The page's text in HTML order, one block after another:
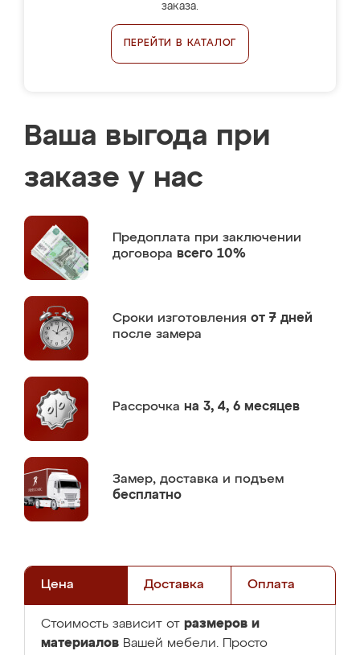
заказа.
ПЕРЕЙТИ В КАТАЛОГ
Ваша выгода при
заказе у нас
Предоплата при заключении
договора всего 10%
Сроки изготовления от 7 дней
после замера
Рассрочка на 3, 4, 6 месяцев
Замер, доставка и подъем
бесплатно
Цена Доставка Оплата
Стоимость зависит от размеров и
материалов Вашей мебели. Просто